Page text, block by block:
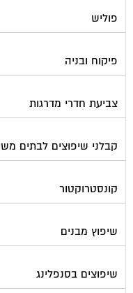
פוליש
פיקוח ובניה
צביעת חדרי מדרגות
קבלני שיפוצים לבתים
קונסטרוקטור
שיפוץ מבנים
שיפוצים בסנפלינג